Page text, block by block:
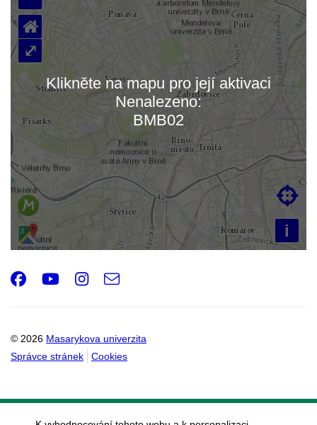
Načítám mapu…
i

⌂
⤢
Klikněte na mapu pro její aktivaci
Nenalezeno:
BMB02
© 2026 Masarykova univerzita
Správce stránek
Cookies
Facebook
Youtube
Instagram
e-